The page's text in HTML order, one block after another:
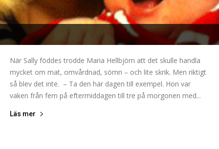
När Sally föddes trodde Maria Hellbjörn att det skulle handla
mycket om mat, omvårdnad, sömn – och lite skrik. Men riktigt
så blev det inte. – Ta den här dagen till exempel. Hon var
vaken från fem på eftermiddagen till tre på morgonen med...
Läs mer